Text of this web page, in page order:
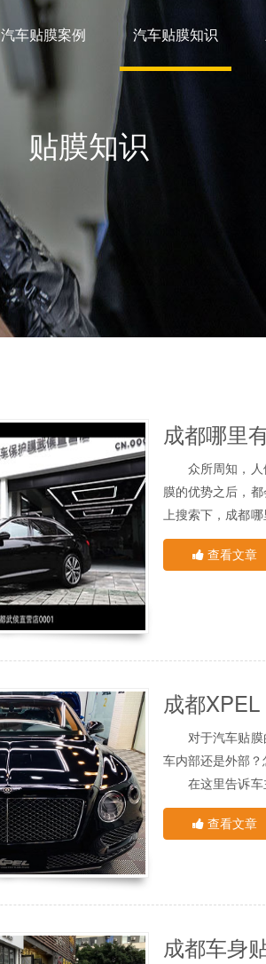
汽车贴膜案例 汽车贴膜知识
贴膜知识
成都哪里
众所周知，人
膜的优势之后，
上搜索下，成都
成都汽车贴膜小编
专业的汽车贴膜
1、良好的施工
时候光线的亮度
与，比如：①医
3、贴膜专用
工欲善其事，必
的便捷性，汽车
安装液等，确保施
4、优秀的技术
同，培训出来的
最后成都汽车贴
查看文章
对于汽车贴膜
车内部还是外部
在这里告诉车
雨的影响。
随着汽车膜需求
如果了解不够，
查看文章